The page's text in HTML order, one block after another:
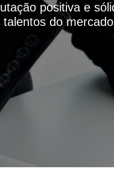
positiva e
do